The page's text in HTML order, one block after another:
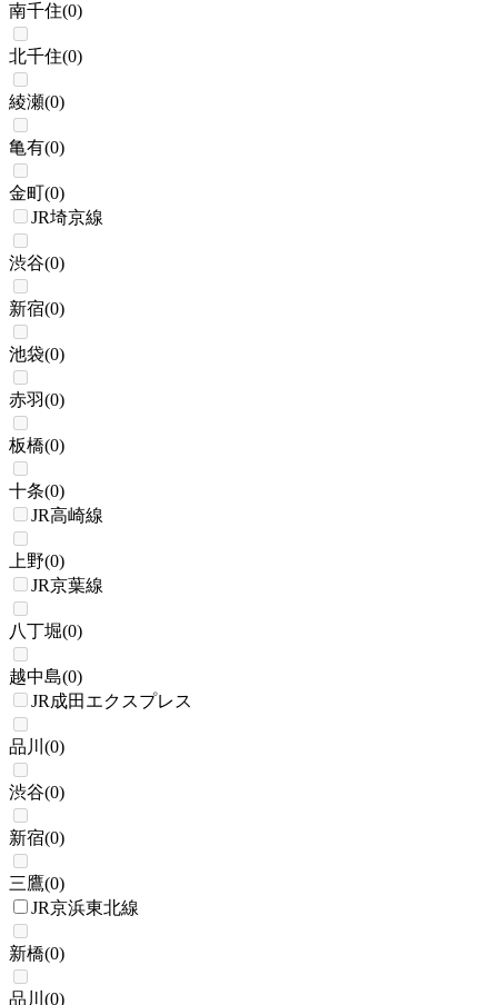
南千住(0)
北千住(0)
綾瀬(0)
亀有(0)
金町(0)
JR埼京線
渋谷(0)
新宿(0)
池袋(0)
赤羽(0)
板橋(0)
十条(0)
JR高崎線
上野(0)
JR京葉線
八丁堀(0)
越中島(0)
JR成田エクスプレス
品川 (0)
渋谷(0)
新宿(0)
三鷹(0)
JR京浜東北線
新橋(0)
品川 (0)